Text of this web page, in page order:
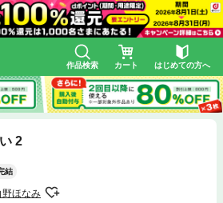
作品検索 カート はじめての方へ
2
結
野ほなみ